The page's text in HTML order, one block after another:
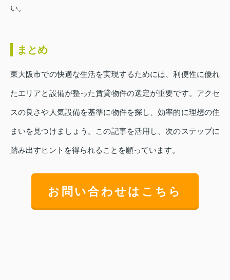
い。
まとめ
東大阪市での快適な生活を実現するためには、利便性に優れ
たエリアと設備が整った賃貸物件の選定が重要です。アクセ
スの良さや人気設備を基準に物件を探し、効率的に理想の住
まいを見つけましょう。この記事を活用し、次のステップに
踏み出すヒントを得られることを願っています。
お問い合わせはこちら